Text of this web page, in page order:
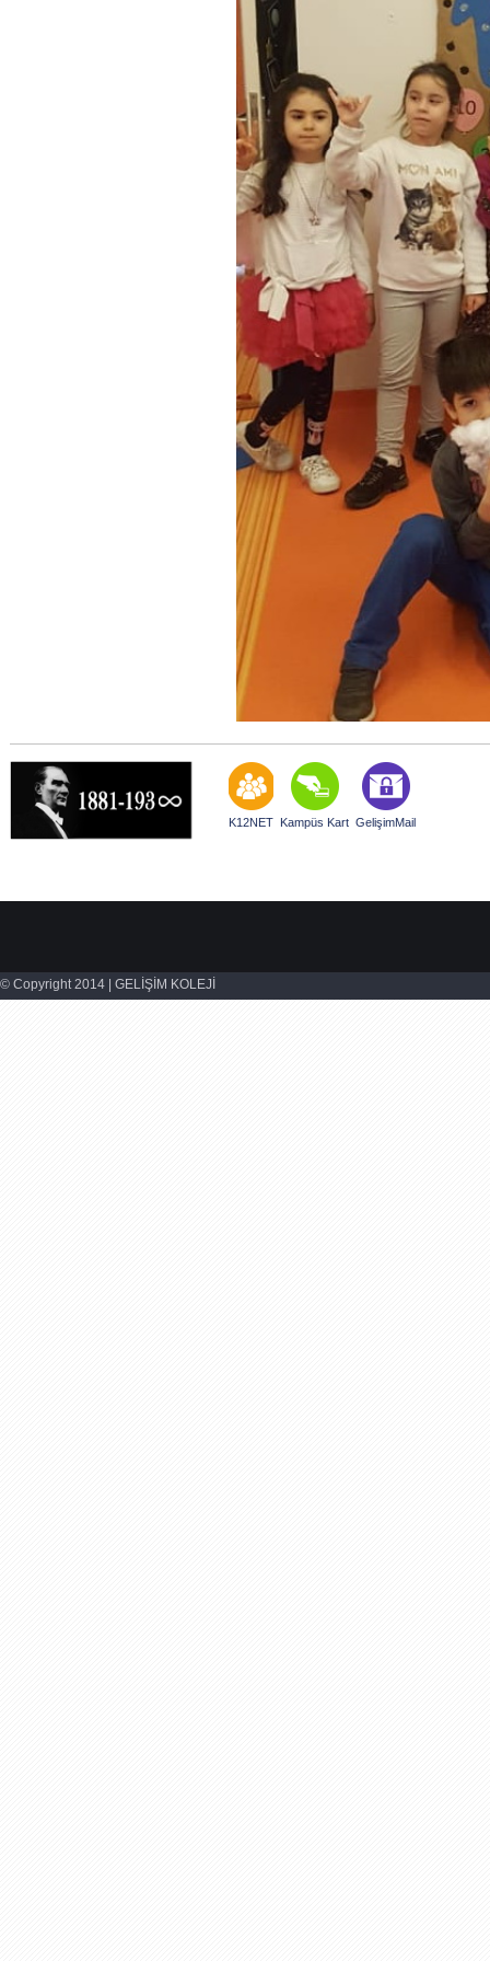
K12NET Kampüs Kart GelişimMail
© Copyright 2014 | GELİŞİM KOLEJİ